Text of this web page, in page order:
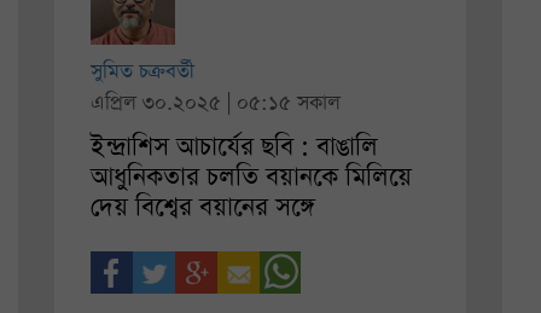
সুমিত চক্রবর্তী
এপ্রিল ৩০.২০২৫ | ০৫:১৫ সকাল
ইন্দ্রাশিস আচার্যের ছবি : বাঙালি
আধুনিকতার চলতি বয়ানকে মিলিয়ে
দেয় বিশ্বের বয়ানের সঙ্গে